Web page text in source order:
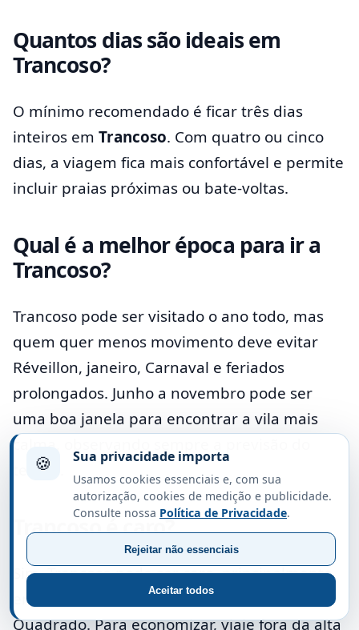
Quantos dias são ideais em
Trancoso?
O mínimo recomendado é ficar três dias
inteiros em Trancoso. Com quatro ou cinco
dias, a viagem fica mais confortável e permite
incluir praias próximas ou bate-voltas.
Qual é a melhor época para ir a
Trancoso?
Trancoso pode ser visitado o ano todo, mas
quem quer menos movimento deve evitar
Réveillon, janeiro, Carnaval e feriados
prolongados. Junho a novembro pode ser
uma boa janela para encontrar a vila mais
calma, observando sempre a previsão do
tempo.
Trancoso é caro?
Sim, Trancoso pode ser caro, principalmente
em hospedagem e restaurantes no
Quadrado. Para economizar, viaje fora da alta
🍪 Sua privacidade importa
Usamos cookies essenciais e, com sua
autorização, cookies de medição e publicidade.
Consulte nossa Política de Privacidade.
Aceitar todos
Rejeitar não essenciais